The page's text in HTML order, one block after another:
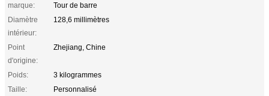
marque:
Tour de barre
Diamètre
intérieur:
128,6 millimètres
Point
d'origine:
Zhejiang, Chine
Poids:
3 kilogrammes
Taille:
Personnalisé